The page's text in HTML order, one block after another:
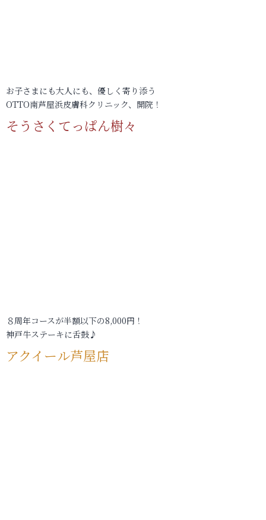
お子さまにも大人にも、優しく寄り添う
OTTO南芦屋浜皮膚科クリニック、開院！
そうさくてっぱん樹々
８周年コースが半額以下の8,000円！
神戸牛ステーキに舌鼓♪
アクイール芦屋店